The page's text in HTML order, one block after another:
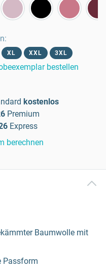
:
XL XXL 3XL
bestellen
kostenlos
Premium
Express
berechnen
Baumwolle mit
Passform